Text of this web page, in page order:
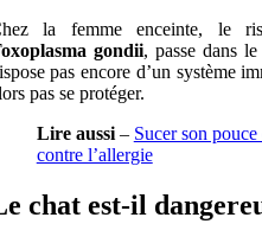
la femme enceinte, le
gondii, passe dans
pas encore d’un système
pas se protéger.
Lire aussi– Sucer son
contre l’allergie
chat est-il